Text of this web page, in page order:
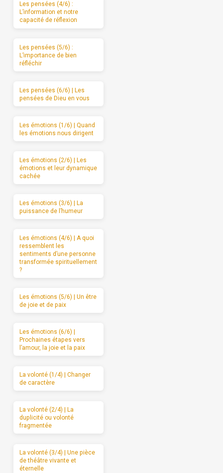
Les pensées (4/6) :
L’information et notre
capacité de réflexion
Les pensées (5/6) :
L’importance de bien
réfléchir
Les pensées (6/6) | Les
pensées de Dieu en vous
Les émotions (1/6) | Quand
les émotions nous dirigent
Les émotions (2/6) | Les
émotions et leur dynamique
cachée
Les émotions (3/6) | La
puissance de l’humeur
Les émotions (4/6) | A quoi
ressemblent les
sentiments d’une personne
transformée spirituellement
?
Les émotions (5/6) | Un être
de joie et de paix
Les émotions (6/6) |
Prochaines étapes vers
l’amour, la joie et la paix
La volonté (1/4) | Changer
de caractère
La volonté (2/4) | La
duplicité ou volonté
fragmentée
La volonté (3/4) | Une pièce
de théâtre vivante et
éternelle